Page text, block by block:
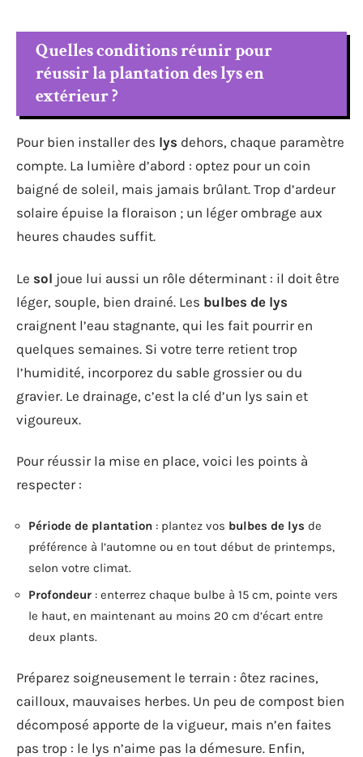
Quelles conditions réunir pour
réussir la plantation des lys en
extérieur ?
Pour bien installer des lys dehors, chaque paramètre
compte. La lumière d’abord : optez pour un coin
baigné de soleil, mais jamais brûlant. Trop d’ardeur
solaire épuise la floraison ; un léger ombrage aux
heures chaudes suffit.
Le sol joue lui aussi un rôle déterminant : il doit être
léger, souple, bien drainé. Les bulbes de lys
craignent l’eau stagnante, qui les fait pourrir en
quelques semaines. Si votre terre retient trop
l’humidité, incorporez du sable grossier ou du
gravier. Le drainage, c’est la clé d’un lys sain et
vigoureux.
Pour réussir la mise en place, voici les points à
respecter :
Période de plantation : plantez vos bulbes de lys de
préférence à l’automne ou en tout début de printemps,
selon votre climat.
Profondeur : enterrez chaque bulbe à 15 cm, pointe vers
le haut, en maintenant au moins 20 cm d’écart entre
deux plants.
Préparez soigneusement le terrain : ôtez racines,
cailloux, mauvaises herbes. Un peu de compost bien
décomposé apporte de la vigueur, mais n’en faites
pas trop : le lys n’aime pas la démesure. Enfin,